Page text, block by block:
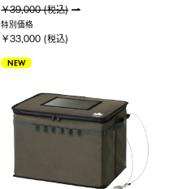
￥39,000 (税込)
特別価格
￥33,000 (税込)
NEW